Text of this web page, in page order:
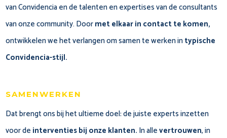
van Convidencia en de talenten enexpertisesvan de consultants
van onze community. Doormet elkaar in contact te komen,
ontwikkelen we het verlangen om samen te werkenintypische
Convidencia-stijl.
samenwerken
Dat brengt ons bij het ultieme doel: de juiste experts inzetten
voor de interventies bij onze klanten. In allevertrouwen, in